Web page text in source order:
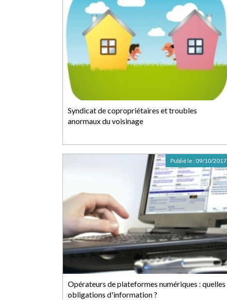
Syndicat de copropriétaires et troubles
anormaux du voisinage
Opérateurs de plateformes numériques : quelles
obligations d'information ?
Publié le : 09/10/2017